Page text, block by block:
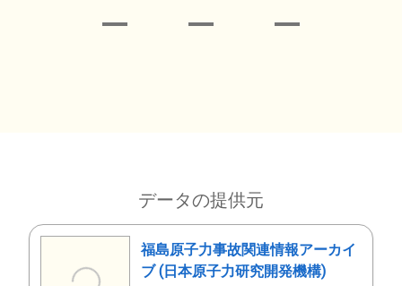
データの提供元
福島原子力事故関連情報アーカイ
ブ (日本原子力研究開発機構)